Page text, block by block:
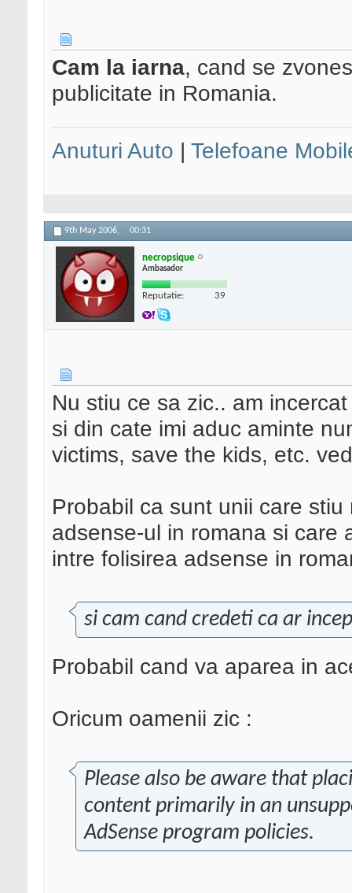
Cam la iarna, cand se
publicitate in Romania.
Anuturi Auto | Telefoane
9th May 2006, 00:31
necropsique
Ambasador
Reputatie: 39
Nu stiu ce sa zic.. am
si din cate imi aduc aminte
victims, save the kids, etc.
Probabil ca sunt unii care
adsense-ul in romana si care
intre folisirea adsense in
si cam cand credeti ca ar
Probabil cand va aparea in
Oricum oamenii zic :
Please also be aware that
content primarily in an
AdSense program policies.